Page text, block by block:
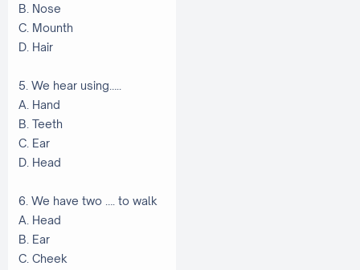
B. Nose
C. Mounth
D. Hair
5. We hear using…..
A. Hand
B. Teeth
C. Ear
D. Head
6. We have two …. to walk
A. Head
B. Ear
C. Cheek